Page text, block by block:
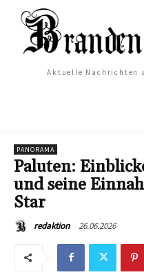
Aktuelle Nachrichten
PANORAMA
Paluten:
und seine
Star
redaktion 26.06.2026